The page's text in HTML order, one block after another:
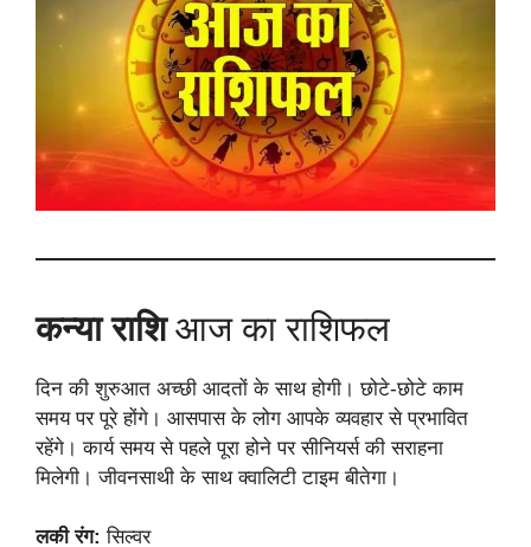
कन्या राशिआज का राशिफल
दिन की शुरुआत अच्छी आदतों के साथ होगी। छोटे-छोटे काम
समय पर पूरे होंगे। आसपास के लोग आपके व्यवहार से प्रभावित
रहेंगे। कार्य समय से पहले पूरा होने पर सीनियर्स की सराहना
मिलेगी। जीवनसाथी के साथ क्वालिटी टाइम बीतेगा।
लकी रंग: सिल्वर